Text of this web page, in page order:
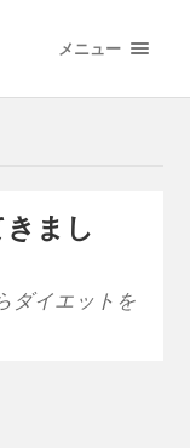
メニュー
まし
ダイエットを